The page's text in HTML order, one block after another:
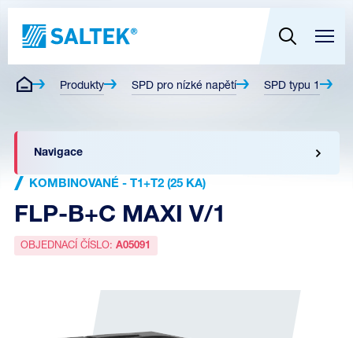
Produkty SPD pro nízké napětí SPD typu 1
Navigace
KOMBINOVANÉ - T1+T2 (25 KA)
FLP-B+C MAXI V/1
OBJEDNACÍ ČÍSLO:A05091